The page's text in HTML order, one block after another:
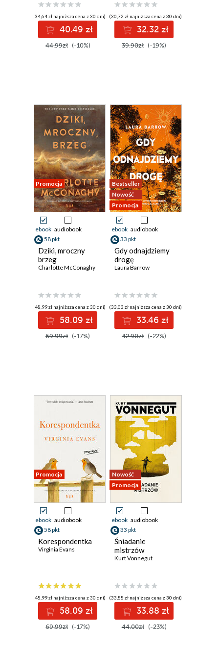
(34,64 zł najniższa cena z 30 dni)
40.49 zł
44.99zł (-10%)
(30,72 zł najniższa cena z 30 dni)
32.32 zł
39.90zł (-19%)
Promocja
ebook audiobook
58 pkt
Dziki, mroczny
brzeg
Charlotte McConaghy
(48,99 zł najniższa cena z 30 dni)
58.09 zł
69.99zł (-17%)
Bestseller
Nowość
Promocja
ebook audiobook
33 pkt
Gdy odnajdziemy
drogę
Laura Barrow
(33,03 zł najniższa cena z 30 dni)
33.46 zł
42.90zł (-22%)
Promocja
ebook audiobook
58 pkt
Korespondentka
Virginia Evans
(48,99 zł najniższa cena z 30 dni)
58.09 zł
69.99zł (-17%)
Nowość
Promocja
ebook audiobook
33 pkt
Śniadanie
mistrzów
Kurt Vonnegut
(33,88 zł najniższa cena z 30 dni)
33.88 zł
44.00zł (-23%)